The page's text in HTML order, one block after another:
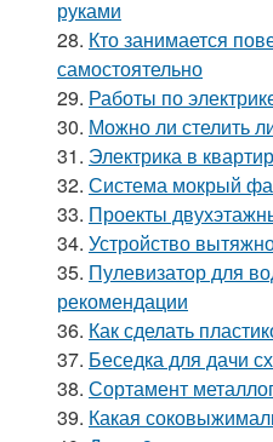
руками
28. Кто занимается
самостоятельно
29. Работы по
30. Можно ли стелить
31. Электрика в
32. Система мокрый
33. Проекты
34. Устройство
35. Пулевизатор для
рекомендации
36. Как сделать
37. Беседка для дачи
38. Сортамент
39. Какая